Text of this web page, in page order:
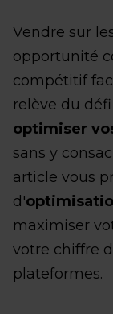
Vendre sur
opportunité
compétitif
relève du
optimiser
sans y
article vous
d'
maximiser
votre chiffre
plateformes.